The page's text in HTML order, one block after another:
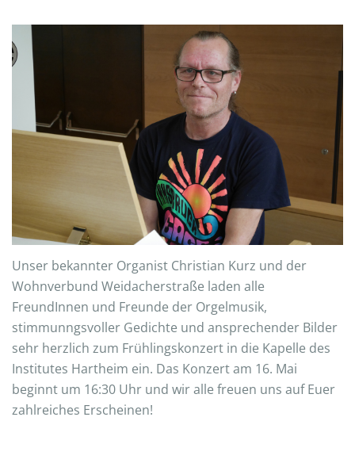
Unser bekannter Organist Christian Kurz und der
Wohnverbund Weidacherstraße laden alle
FreundInnen und Freunde der Orgelmusik,
stimmunngsvoller Gedichte und ansprechender Bilder
sehr herzlich zum Frühlingskonzert in die Kapelle des
Institutes Hartheim ein. Das Konzert am 16. Mai
beginnt um 16:30 Uhr und wir alle freuen uns auf Euer
zahlreiches Erscheinen!